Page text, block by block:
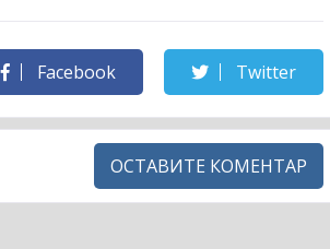
Facebook Twitter
ОСТАВИТЕ КОМЕНТАР